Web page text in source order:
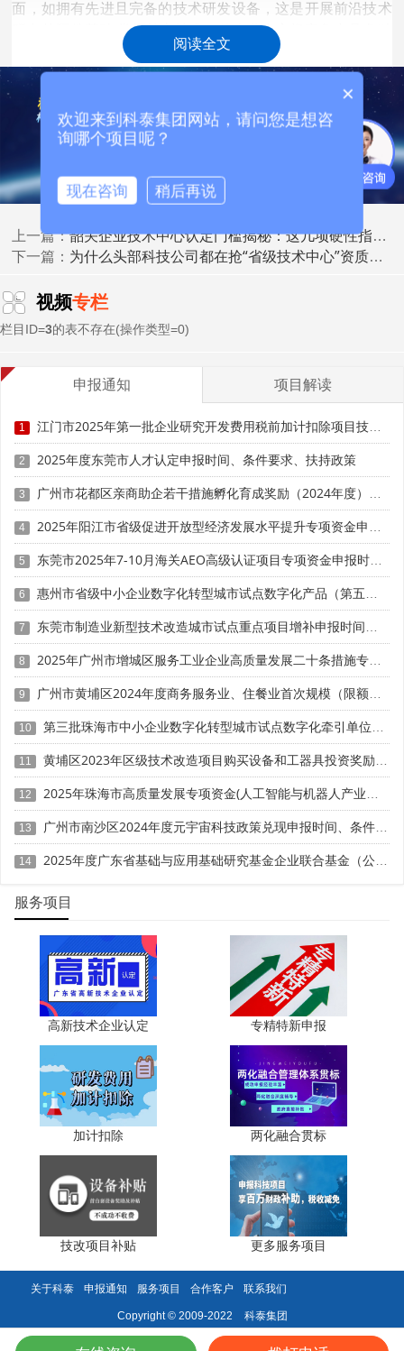
面，如拥有先进且完备的技术研发设备，这是开展前沿技术
研究的硬件基础;掌握核心技术，使企业在市场竞争中具备独
特的差异化优势;具备解决行业关键技术难题的能力，能够引
领行业技术发展方向。经济效益则通过企业的营业收入规
模、利润水平以及市场份额等直观指标得以体现。强大的技
术与经济实力不仅是企业过往发展成果的彰显，更是其未来
持续创新与拓展市场的有力保障。
(二)研发投入与成果硬指标
企业技术中心应具备完善的研究、开发、试验条件，拥
有较高的技术创新能力以及充足的研究开发投入。在研发投
入方面，科技活动经费支出额、科技活动经费支出额占产品
销售收入的比重(按行业系数折算后)是极为关键的衡量指
标。以工业企业为例，科技活动经费支出额需达到300万
元，占产品销售收入的比重不低于2%。同时，企业还需拥
品牌，其研究开发与创新水平在行业内应具备一定的领先优
势。这些指标明确了企业在技术创新投入与产出方面的量化
要求，督促企业加大研发力度，提升创新成果转化能力。
三、组织管理与人才支撑条件
(一)健全组织体系与产学研合作
企业技术中心的组织体系必须健全，运作管理规范有
序，具备清晰明确的发展规划和发展目标。合理的组织架构
能够明确各部门职责，确保技术中心内部沟通顺畅、协作高
效，各项研发工作得以有条不紊地推进。此外，与高校或科
合作，企业能够充分整合外部优质科研资源，借助高校和科
术难题，提升自身技术创新的广度与深度。
(二)创新人才队伍建设
拥有技术水平精湛、实践经验丰富的技术带头人，以及
一定规模的高素质技术人才队伍，是企业在行业内具备强大
创新人才优势的重要标志。技术带头人凭借其深厚的专业知
识和敏锐的技术洞察力，能够精准把握技术研发方向，组织
团队攻克关键技术难关。而技术人才队伍则是创新活动的具
体执行者，他们将创意转化为实际的技术成果和产品。一支
结构合理、富有创造力的技术人才队伍，为企业技术创新注
入源源不断的活力与动力。
科泰集团(https://www.gdktzx.com/)成立16年来，致力于
高新技术企业认定 名优高新技术产品
中心认定、省市企业技术中心认定、省市工业设计中心认
定、省市重点实验室认定、专精特新中小企业
巨人”、专利软著申请、研发费用加计扣除、两化融合贯标认
阅读全文
上一篇：韶关企业技术中心认定门槛揭秘：这几项硬性指标你必须知道
下一篇： 为什么头部科技公司都在抢“省级技术中心”资质？背后藏着哪些资源倾斜？
视频专栏
栏目ID=3的表不存在(操作类型=0)
申报通知 项目解读
1 江门市2025年第一批企业研究开发费用税前加计扣除项目技术鉴定申报时间、条件要求
2 2025年度东莞市人才认定申报时间、条件要求、扶持政策
3 广州市花都区亲商助企若干措施孵化育成奖励（2024年度）申报时间、条件要求、补助奖励
4 2025年阳江市省级促进开放型经济发展水平提升专项资金申报时间、条件要求、补助奖励
5 东莞市2025年7-10月海关AEO高级认证项目专项资金申报时间、条件要求、扶持奖励
6 惠州市省级中小企业数字化转型城市试点数字化产品（第五批）征集申报时间、条件要求
7 东莞市制造业新型技术改造城市试点重点项目增补申报时间、条件要求、补助奖励
8 2025年广州市增城区服务工业企业高质量发展二十条措施专项资金申报时间、条件要求、补助奖励
9 广州市黄埔区2024年度商务服务业、住餐业首次规模（限额）以下转规模（限额）以上奖励申报时间、条件要求、资助标准
10 第三批珠海市中小企业数字化转型城市试点数字化牵引单位遴选申报时间、条件要求
11 黄埔区2023年区级技术改造项目购买设备和工器具投资奖励 （第一批）申报时间、条件要求、资助标准
12 2025年珠海市高质量发展专项资金(人工智能与机器人产业发展用途)项目征集申报时间、条件要求、补助奖励
13 广州市南沙区2024年度元宇宙科技政策兑现申报时间、条件要求、补助奖励
14 2025年度广东省基础与应用基础研究基金企业联合基金（公共卫生与医药健康领域）项目申报时间、条件要求、资助奖励
服务项目
高新技术企业认定 专精特新申报
加计扣除 两化融合贯标
技改项目补贴 更多服务项目
关于科泰 申报通知 服务项目 合作客户 联系我们
Copyright © 2009-2022 科泰集团
×
欢迎来到科泰集团网站，请问您是想咨
询哪个项目呢？
现在咨询 稍后再说